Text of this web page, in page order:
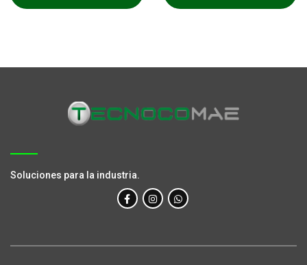
Soluciones para la industria.